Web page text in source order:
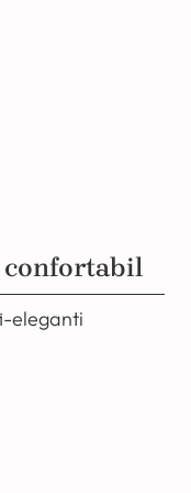
confortabil
eleganti